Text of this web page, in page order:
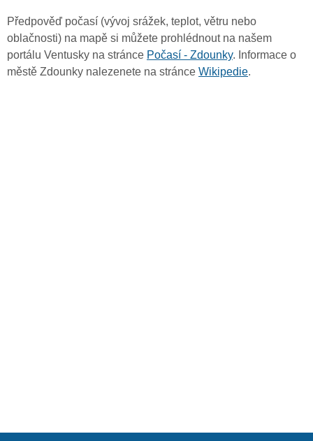
Předpověď počasí (vývoj srážek, teplot, větru nebo
oblačnosti) na mapě si můžete prohlédnout na našem
portálu Ventusky na stránce Počasí - Zdounky. Informace o
městě Zdounky nalezenete na stránce Wikipedie.